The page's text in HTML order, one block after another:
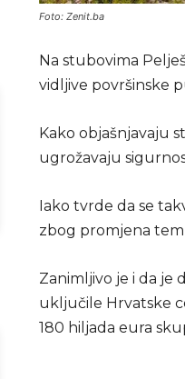
Foto: Zenit.ba
Na stubovima
vidljive površinske
Kako objašnjavaju
ugrožavaju
Iako tvrde da se
zbog promjena
Zanimljivo je i da je
uključile Hrvatske
180 hiljada eura